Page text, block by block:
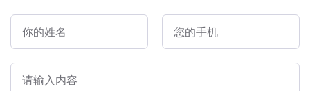
你的姓名 您的手机
请输入内容